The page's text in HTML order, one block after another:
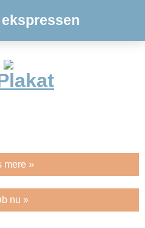
mere »
nu »